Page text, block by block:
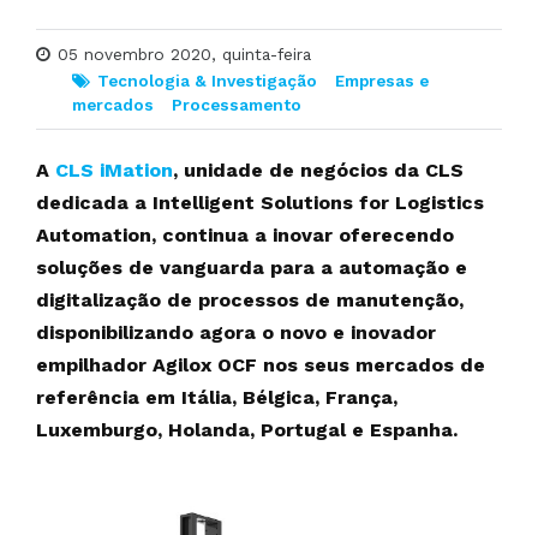
05 novembro 2020, quinta-feira
Tecnologia & Investigação
Empresas e
mercados
Processamento
A CLS iMation, unidade de negócios da CLS
dedicada a Intelligent Solutions for Logistics
Automation, continua a inovar oferecendo
soluções de vanguarda para a automação e
digitalização de processos de manutenção,
disponibilizando agora o novo e inovador
empilhador Agilox OCF nos seus mercados de
referência em Itália, Bélgica, França,
Luxemburgo, Holanda, Portugal e Espanha.